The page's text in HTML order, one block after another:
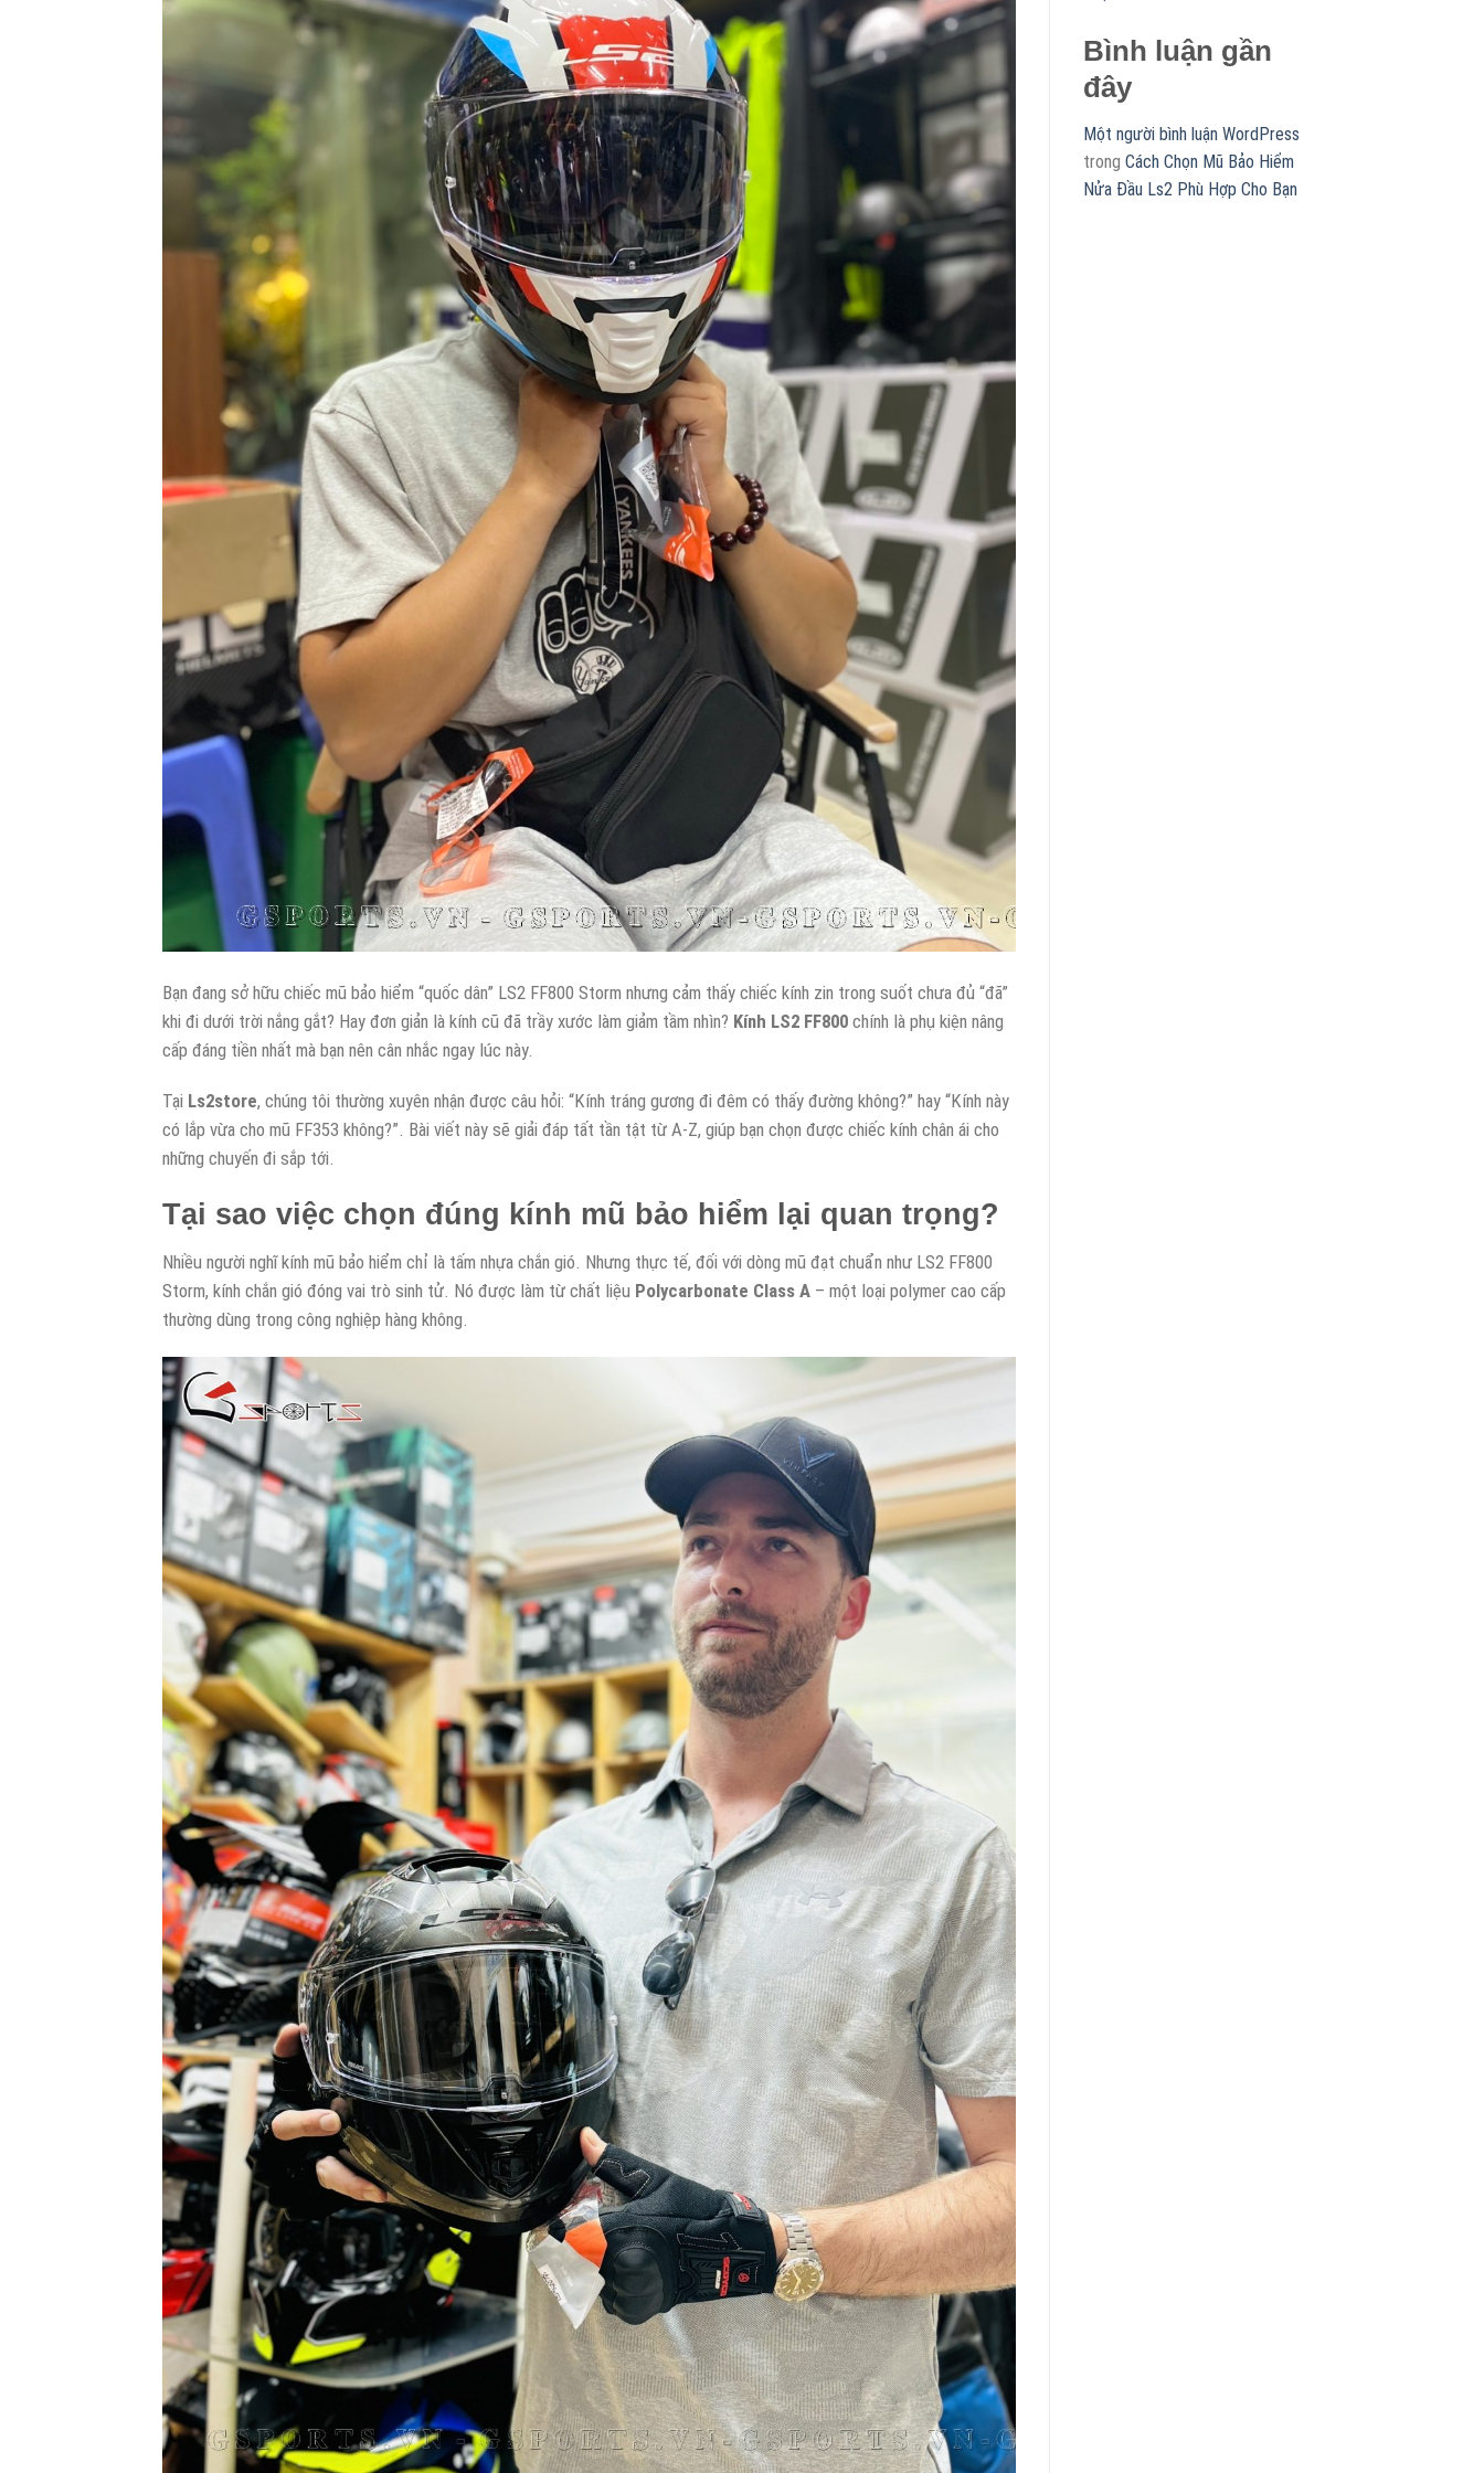
Bạn đang sở hữu chiếc mũ bảo hiểm “quốc dân” LS2 FF800 Storm nhưng cảm thấy chiếc kính zin trong suốt chưa đủ “đã”
khi đi dưới trời nắng gắt? Hay đơn giản là kính cũ đã trầy xước làm giảm tầm nhìn? Kính LS2 FF800 chính là phụ kiện nâng
cấp đáng tiền nhất mà bạn nên cân nhắc ngay lúc này.
Tại Ls2store, chúng tôi thường xuyên nhận được câu hỏi: “Kính tráng gương đi đêm có thấy đường không?” hay “Kính này
có lắp vừa cho mũ FF353 không?”. Bài viết này sẽ giải đáp tất tần tật từ A-Z, giúp bạn chọn được chiếc kính chân ái cho
những chuyến đi sắp tới.
Tại sao việc chọn đúng kính mũ bảo hiểm lại quan trọng?
Nhiều người nghĩ kính mũ bảo hiểm chỉ là tấm nhựa chắn gió. Nhưng thực tế, đối với dòng mũ đạt chuẩn như LS2 FF800
Storm, kính chắn gió đóng vai trò sinh tử. Nó được làm từ chất liệu Polycarbonate Class A – một loại polymer cao cấp
thường dùng trong công nghiệp hàng không.
Bình luận gần
đây
Một người bình luận WordPress
trong Cách Chọn Mũ Bảo Hiểm
Nửa Đầu Ls2 Phù Hợp Cho Bạn